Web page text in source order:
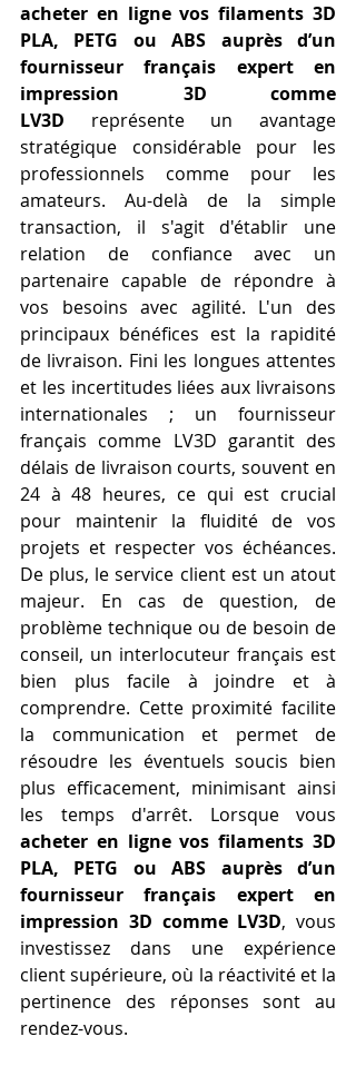
acheter en ligne vos filaments 3D
PLA, PETG ou ABS auprès d’un
fournisseur français expert en
impression 3D comme
LV3D représente un avantage
stratégique considérable pour les
professionnels comme pour les
amateurs. Au-delà de la simple
transaction, il s'agit d'établir une
relation de confiance avec un
partenaire capable de répondre à
vos besoins avec agilité. L'un des
principaux bénéfices est la rapidité
de livraison. Fini les longues attentes
et les incertitudes liées aux livraisons
internationales ; un fournisseur
français comme LV3D garantit des
délais de livraison courts, souvent en
24 à 48 heures, ce qui est crucial
pour maintenir la fluidité de vos
projets et respecter vos échéances.
De plus, le service client est un atout
majeur. En cas de question, de
problème technique ou de besoin de
conseil, un interlocuteur français est
bien plus facile à joindre et à
comprendre. Cette proximité facilite
la communication et permet de
résoudre les éventuels soucis bien
plus efficacement, minimisant ainsi
acheter en ligne vos filaments 3D
PLA, PETG ou ABS auprès d’un
fournisseur français expert en
impression 3D comme LV3D, vous
investissez dans une expérience
client supérieure, où la réactivité et la
pertinence des réponses sont au
rendez-vous.